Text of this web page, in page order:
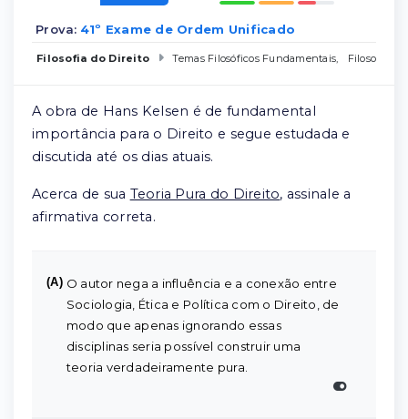
Prova: 41º Exame de Ordem Unificado
Filosofia do Direito Temas Filosóficos Fundamentais Filosofia
A obra de Hans Kelsen é de fundamental
importância para o Direito e segue estudada e
discutida até os dias atuais.
Acerca de sua Teoria Pura do Direito, assinale a
afirmativa correta.
(A) O autor nega a influência e a conexão entre
Sociologia, Ética e Política com o Direito, de
modo que apenas ignorando essas
disciplinas seria possível construir uma
teoria verdadeiramente pura.